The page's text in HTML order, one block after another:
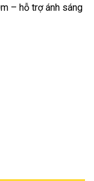
– hỗ trợ ánh sáng